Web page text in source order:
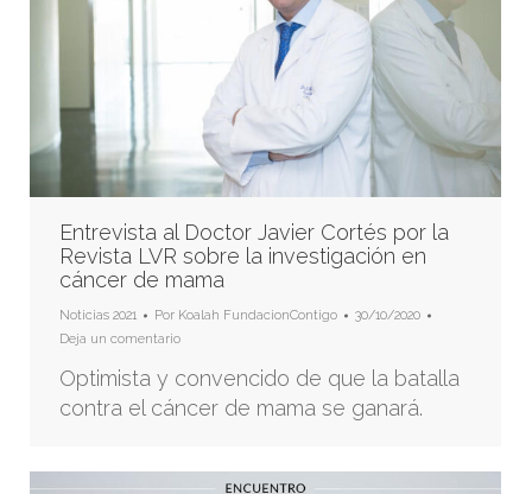
Entrevista al Doctor Javier Cortés por la
Revista LVR sobre la investigación en
cáncer de mama
Noticias 2021 Por Koalah FundacionContigo
30/10/2020
Deja un comentario
Optimista y convencido de que la batalla
contra el cáncer de mama se ganará.